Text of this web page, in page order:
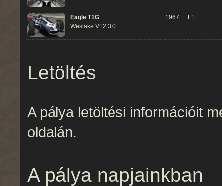
Eagle T1G
Weslake V12 3.0
1967 F1
Letöltés
A pálya letöltési információit
oldalán.
A pálya napjainkban